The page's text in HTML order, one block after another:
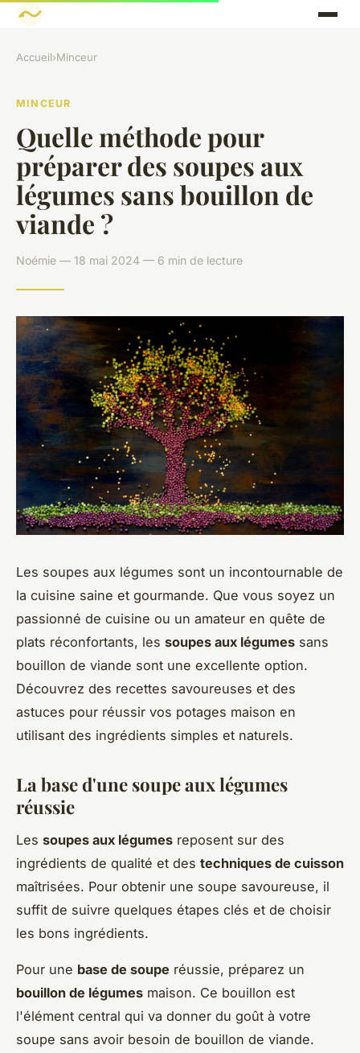
Accueil›Minceur
MINCEUR
Quelle méthode pour
préparer des soupes aux
légumes sans bouillon de
viande ?
Noémie — 18 mai 2024 — 6 min de lecture
Les soupes aux légumes sont un incontournable de
la cuisine saine et gourmande. Que vous soyez un
passionné de cuisine ou un amateur en quête de
plats réconfortants, les soupes aux légumes sans
bouillon de viande sont une excellente option.
Découvrez des recettes savoureuses et des
astuces pour réussir vos potages maison en
utilisant des ingrédients simples et naturels.
La base d'une soupe aux légumes
réussie
Les soupes aux légumes reposent sur des
ingrédients de qualité et des techniques de cuisson
maîtrisées. Pour obtenir une soupe savoureuse, il
suffit de suivre quelques étapes clés et de choisir
les bons ingrédients.
Pour une base de soupe réussie, préparez un
bouillon de légumes maison. Ce bouillon est
l'élément central qui va donner du goût à votre
soupe sans avoir besoin de bouillon de viande.